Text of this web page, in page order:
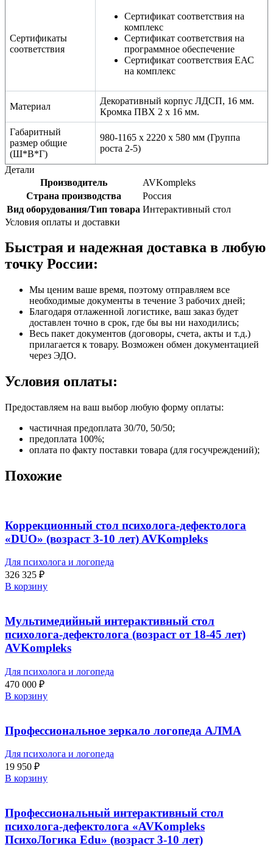
Сертификаты
соответствия
Сертификат соответствия на
комплекс
Сертификат соответствия на
программное обеспечение
Сертификат соответствия ЕАС
на комплекс
Материал
Декоративный корпус ЛДСП, 16 мм.
Кромка ПВХ 2 х 16 мм.
Габаритный
размер общие
(Ш*В*Г)
980-1165 х 2220 х 580 мм (Группа
роста 2-5)
Детали
Производитель
AVKompleks
Страна производства
Россия
Вид оборудования/Тип товара Интерактивный стол
Условия оплаты и доставки
Быстрая и надежная доставка в любую
точку России:
Мы ценим ваше время, поэтому отправляем все
необходимые документы в течение 3 рабочих дней;
Благодаря отлаженной логистике, ваш заказ будет
доставлен точно в срок, где бы вы ни находились;
Весь пакет документов (договоры, счета, акты и т.д.)
прилагается к товару. Возможен обмен документацией
через ЭДО.
Условия оплаты:
Предоставляем на ваш выбор любую форму оплаты:
частичная предоплата 30/70, 50/50;
предоплата 100%;
оплата по факту поставки товара (для госучреждений);
Похожие
Коррекционный стол психолога-дефектолога
«DUO» (возраст 3-10 лет) AVKompleks
Для психолога и логопеда
326 325 ₽
В корзину
Мультимедийный интерактивный стол
психолога-дефектолога (возраст от 18-45 лет)
AVKompleks
Для психолога и логопеда
470 000 ₽
В корзину
Профессиональное зеркало логопеда АЛМА
Для психолога и логопеда
19 950 ₽
В корзину
Профессиональный интерактивный стол
психолога-дефектолога «AVKompleks
ПсихоЛогика Edu» (возраст 3-10 лет)